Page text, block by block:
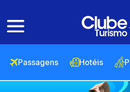
Passagens Hotéis